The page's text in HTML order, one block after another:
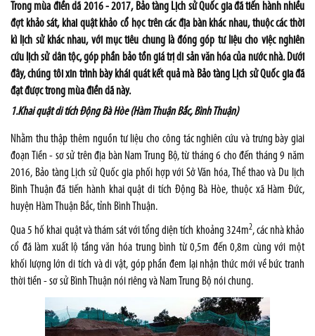
Trong mùa điền dã 2016 - 2017, Bảo tàng Lịch sử Quốc gia đã tiến hành nhiều
đợt khảo sát, khai quật khảo cổ học trên các địa bàn khác nhau, thuộc các thời
kì lịch sử khác nhau, với mục tiêu chung là đóng góp tư liệu cho việc nghiên
cứu lịch sử dân tộc, góp phần bảo tồn giá trị di sản văn hóa của nước nhà. Dưới
đây, chúng tôi xin trình bày khái quát kết quả mà Bảo tàng Lịch sử Quốc gia đã
đạt được trong mùa điền dã này.
1.Khai quật di tích Động Bà Hòe (Hàm Thuận Bắc, Bình Thuận)
Nhằm thu thập thêm nguồn tư liệu cho công tác nghiên cứu và trưng bày giai
đoạn Tiền - sơ sử trên địa bàn Nam Trung Bộ, từ tháng 6 cho đến tháng 9 năm
2016, Bảo tàng Lịch sử Quốc gia phối hợp với Sở Văn hóa, Thể thao và Du lịch
Bình Thuận đã tiến hành khai quật di tích Động Bà Hòe, thuộc xã Hàm Đức,
huyện Hàm Thuận Bắc, tỉnh Bình Thuận.
Qua 5 hố khai quật và thám sát với tổng diện tích khoảng 324m2, các nhà khảo
cổ đã làm xuất lộ tầng văn hóa trung bình từ 0,5m đến 0,8m cùng với một
khối lượng lớn di tích và di vật, góp phần đem lại nhận thức mới về bức tranh
thời tiền - sơ sử Bình Thuận nói riêng và Nam Trung Bộ nói chung.